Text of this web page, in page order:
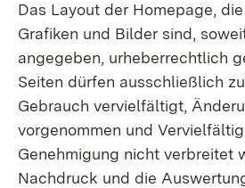
Das Layout der Homepage,
Grafiken und Bilder sind,
angegeben, urheberrechtlich
Seiten dürfen ausschließlich
Gebrauch vervielfältigt,
vorgenommen und
Genehmigung nicht verbreitet
Nachdruck und die